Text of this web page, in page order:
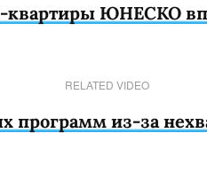
ЮНЕСКО
RELATED VIDEO
программ из-за